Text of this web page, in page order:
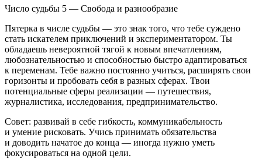
Число судьбы 5 — Свобода и разнообразие
Пятерка в числе судьбы — это знак того, что тебе суждено
стать искателем приключений и экспериментатором. Ты
обладаешь невероятной тягой к новым впечатлениям,
любознательностью и способностью быстро адаптироваться
к переменам. Тебе важно постоянно учиться, расширять свои
горизонты и пробовать себя в разных сферах. Твои
потенциальные сферы реализации — путешествия,
журналистика, исследования, предпринимательство.
Совет: развивай в себе гибкость, коммуникабельность
и умение рисковать. Учись принимать обязательства
и доводить начатое до конца — иногда нужно уметь
фокусироваться на одной цели.